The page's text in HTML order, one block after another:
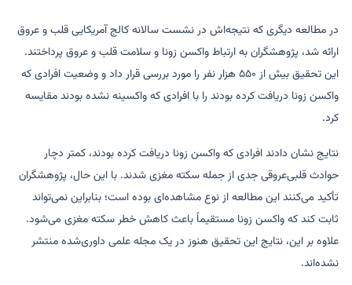
در مطالعه دیگری که نتیجه‌اش در نشست سالانه کالج آمریکایی قلب و عروق
ارائه شد، پژوهشگران به ارتباط واکسن زونا و سلامت قلب و عروق پرداختند.
این تحقیق بیش از ۵۵۰ هزار نفر را مورد بررسی قرار داد و وضعیت افرادی که
واکسن زونا دریافت کرده بودند را با افرادی که واکسینه نشده بودند مقایسه
کرد.
نتایج نشان دادند افرادی که واکسن زونا دریافت کرده بودند، کمتر دچار
حوادث قلبی‌عروقی جدی از جمله سکته مغزی شدند. با این حال، پژوهشگران
تأکید می‌کنند این مطالعه از نوع مشاهده‌ای بوده است؛ بنابراین نمی‌تواند
ثابت کند که واکسن زونا مستقیماً باعث کاهش خطر سکته مغزی می‌شود.
علاوه بر این، نتایج این تحقیق هنوز در یک مجله علمی داوری‌شده منتشر
نشده‌اند.